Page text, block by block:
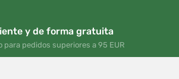
y de forma gratuita
para pedidos superiores a 95 EUR
gratuitos